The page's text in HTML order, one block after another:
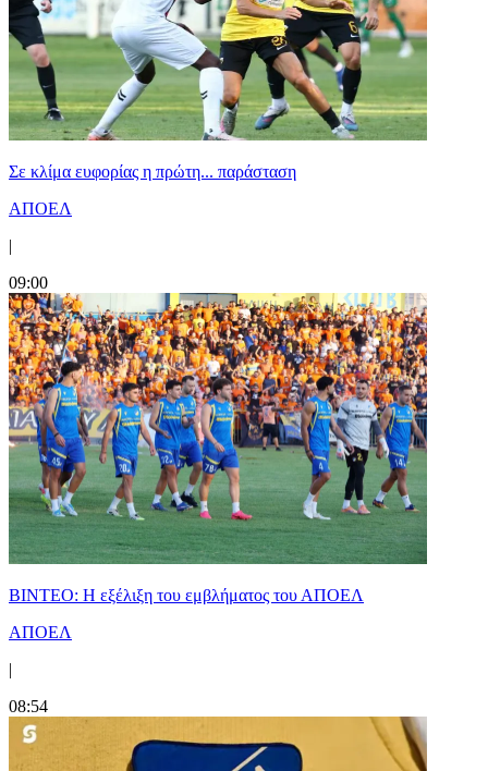
Σε κλίμα ευφορίας η πρώτη... παράσταση
ΑΠΟΕΛ
|
09:00
ΒΙΝΤΕΟ: Η εξέλιξη του εμβλήματος του ΑΠΟΕΛ
ΑΠΟΕΛ
|
08:54